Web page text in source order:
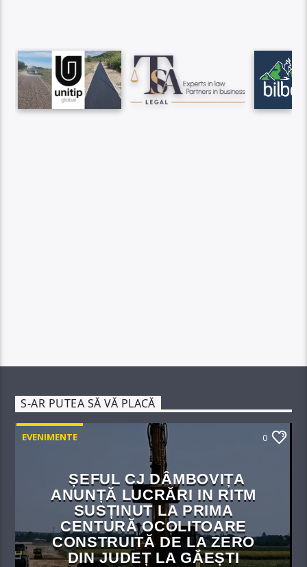
S-AR PUTEA SĂ VĂ PLACĂ
EVENIMENTE 0
ȘEFUL CJ DÂMBOVIȚA
ANUNȚĂ LUCRĂRI IN RITM
SUSȚINUT LA PRIMA
CENTURĂ OCOLITOARE
CONSTRUITĂ DE LA ZERO
DIN JUDEȚ LA GĂEȘTI